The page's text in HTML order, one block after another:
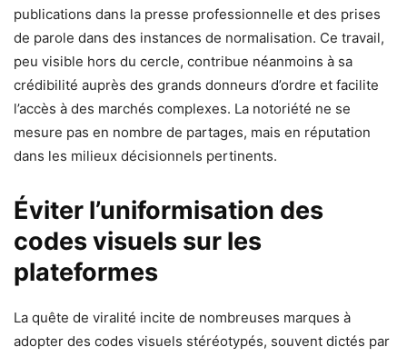
publications dans la presse professionnelle et des prises
de parole dans des instances de normalisation. Ce travail,
peu visible hors du cercle, contribue néanmoins à sa
crédibilité auprès des grands donneurs d’ordre et facilite
l’accès à des marchés complexes. La notoriété ne se
mesure pas en nombre de partages, mais en réputation
dans les milieux décisionnels pertinents.
Éviter l’uniformisation des
codes visuels sur les
plateformes
La quête de viralité incite de nombreuses marques à
adopter des codes visuels stéréotypés, souvent dictés par